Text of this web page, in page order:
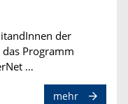
der
Programm
…
mehr